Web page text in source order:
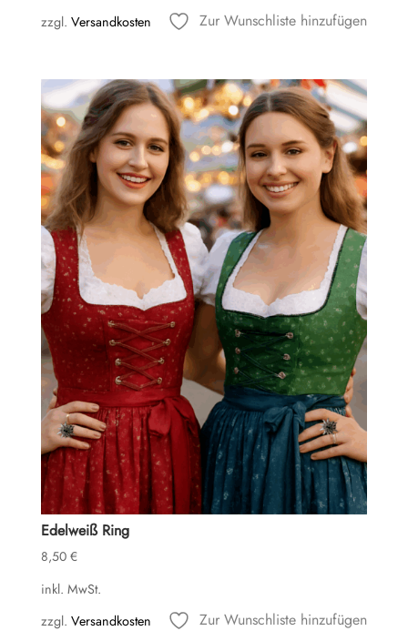
zzgl. Versandkosten Zur Wunschliste hinzufügen
Edelweiß Ring
8,50 €
inkl. MwSt.
zzgl. Versandkosten Zur Wunschliste hinzufügen